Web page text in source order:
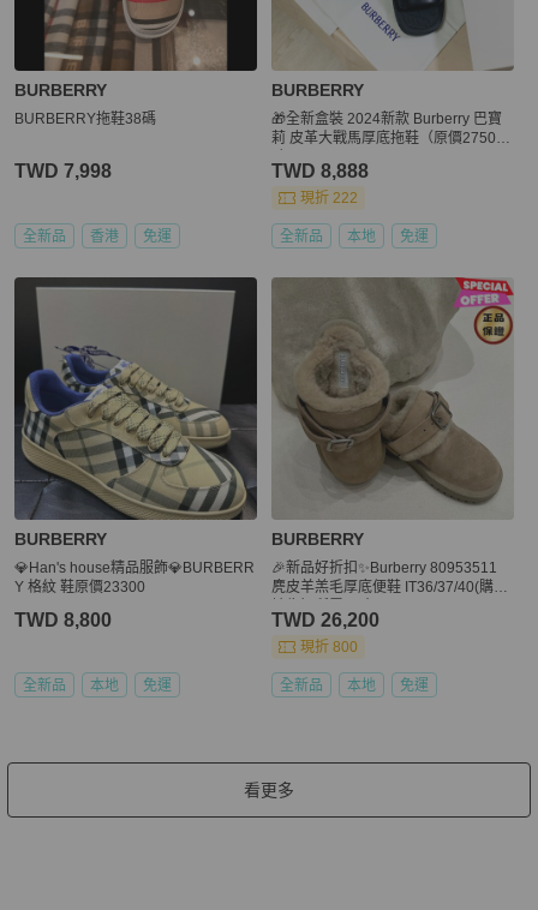
BURBERRY
BURBERRY拖鞋38碼
TWD 7,998
全新品 香港 免運
BURBERRY
🎁全新盒裝 2024新款 Burberry 巴寶
莉 皮革大戰馬厚底拖鞋（原價2750
TWD 8,888
現折 222
全新品 本地 免運
BURBERRY
💎Han's house精品服飾💎BURBERR
Y 格紋 鞋原價23300
TWD 8,800
全新品 本地 免運
BURBERRY
🎉新品好折扣✨Burberry 80953511
麂皮羊羔毛厚底便鞋 IT36/37/40(購買
TWD 26,200
現折 800
全新品 本地 免運
看更多